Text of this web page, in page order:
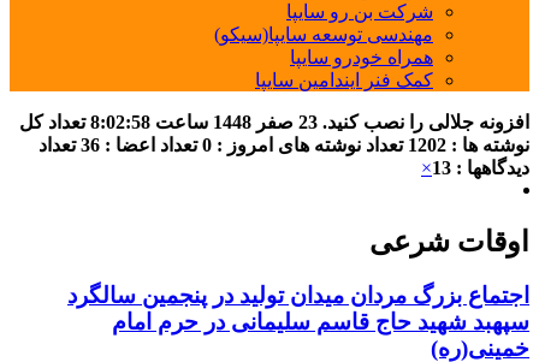
شرکت بن رو سایپا
مهندسی توسعه سایپا(سیکو)
همراه خودرو سایپا
کمک فنر ایندامین سایپا
افزونه جلالی را نصب کنید. 23 صفر 1448 ساعت 8:02:58تعداد کل
نوشته ها : 1202
تعداد نوشته های امروز : 0 تعداد اعضا : 36
تعداد
دیدگاهها : 13
×
اوقات شرعی
اجتماع بزرگ مردان میدان تولید در پنجمین سالگرد
سپهبد شهید حاج قاسم سلیمانی در حرم امام
خمینی(ره)